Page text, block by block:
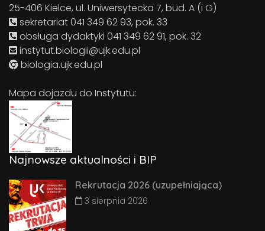
25-406 Kielce, ul. Uniwersytecka 7, bud. A (i G)
sekretariat 041 349 62 93, pok. 33
obsługa dydaktyki 041 349 62 91, pok. 32
instytut.biologii@ujk.edu.pl
biologia.ujk.edu.pl
Mapa dojazdu do Instytutu:
Najnowsze aktualności i BIP
Rekrutacja 2026 (uzupełniająca)
3 sierpnia 2026